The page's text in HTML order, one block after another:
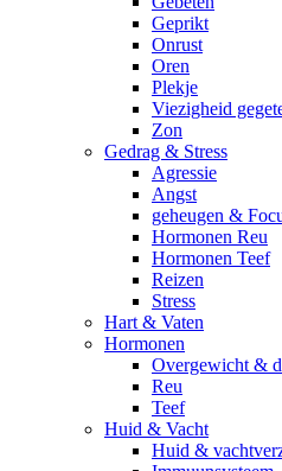
Geprikt
Onrust
Oren
Plekje
Viezigheid
Zon
Gedrag & Stress
Agressie
Angst
geheugen &
Hormonen Reu
Hormonen Teef
Reizen
Stress
Hart & Vaten
Hormonen
Overgewicht &
Reu
Teef
Huid & Vacht
Huid &